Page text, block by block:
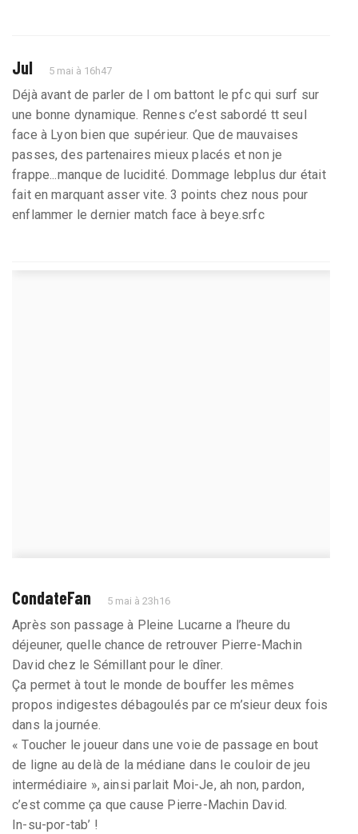
Jul 5 mai à 16h47
Déjà avant de parler de l om battont le pfc qui surf sur
une bonne dynamique. Rennes c’est sabordé tt seul
face à Lyon bien que supérieur. Que de mauvaises
passes, des partenaires mieux placés et non je
frappe...manque de lucidité. Dommage lebplus dur était
fait en marquant asser vite. 3 points chez nous pour
enflammer le dernier match face à beye.srfc
CondateFan 5 mai à 23h16
Après son passage à Pleine Lucarne a l’heure du
déjeuner, quelle chance de retrouver Pierre-Machin
David chez le Sémillant pour le dîner.
Ça permet à tout le monde de bouffer les mêmes
propos indigestes débagoulés par ce m’sieur deux fois
dans la journée.
« Toucher le joueur dans une voie de passage en bout
de ligne au delà de la médiane dans le couloir de jeu
intermédiaire », ainsi parlait Moi-Je, ah non, pardon,
c’est comme ça que cause Pierre-Machin David.
In-su-por-tab’ !